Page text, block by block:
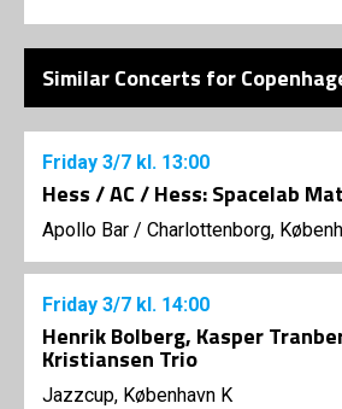
Similar Concerts for
Friday 3/7 kl. 13:00
Hess / AC / Hess: Spacelab
Apollo Bar / Charlottenborg,
Friday 3/7 kl. 14:00
Henrik Bolberg, Kasper
Kristiansen Trio
Jazzcup, København K